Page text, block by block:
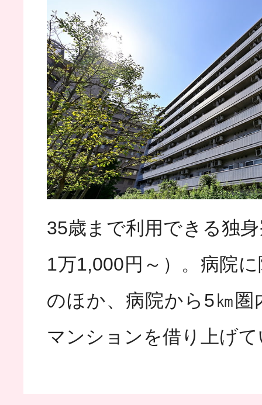
35歳まで利用できる独
1万1,000円～）。病院
のほか、病院から5㎞圏
マンションを借り上げ